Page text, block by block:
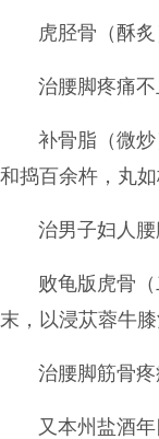
虎胫骨（酥
治腰脚疼痛
补骨脂（微
和捣百余杵，丸
治男子妇人
败龟版虎骨
末，以浸苁蓉牛
治腰脚筋骨
又本州盐酒